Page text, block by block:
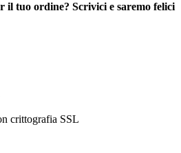
il tuo ordine? Scrivici e saremo felici
crittografia SSL